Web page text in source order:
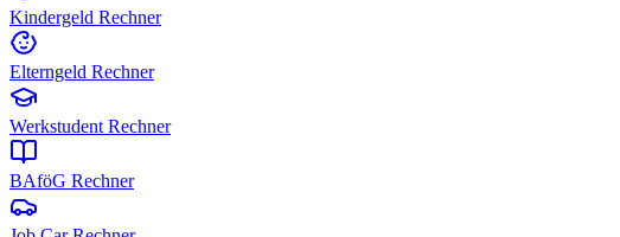
Kindergeld Rechner
Elterngeld Rechner
Werkstudent Rechner
BAföG Rechner